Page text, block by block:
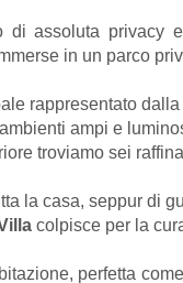
di assoluta privacy
in un parco
rappresentato dalla
ambienti ampi e
troviamo sei
la casa, seppur di
colpisce per la
perfetta